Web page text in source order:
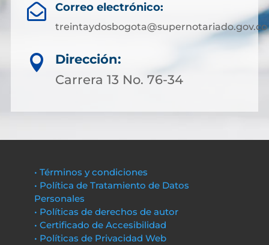
 Correo electrónico:
treintaydosbogota@supernotariado.gov.co

Dirección:
Carrera 13 No. 76-34
• Términos y condiciones
• Política de Tratamiento de Datos
Personales
• Políticas de derechos de autor
• Certificado de Accesibilidad
• Políticas de Privacidad Web